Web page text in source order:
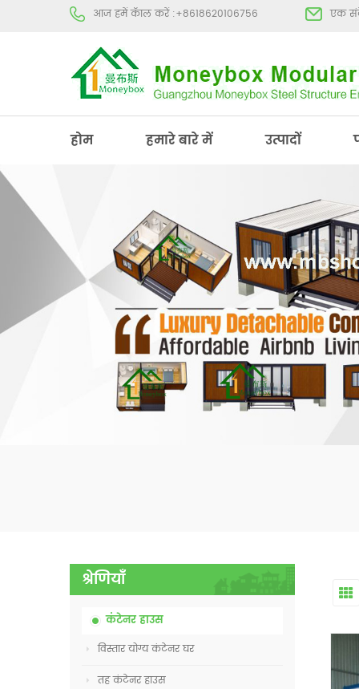
आज हमें कॅाल करें :+8618620106756 एक
होम हमारे बारे में उत्पादों
श्रेणियाँ
कंटेनर हाउस
विस्तार योग्य कंटेनर घर
तह कंटेनर हाउस